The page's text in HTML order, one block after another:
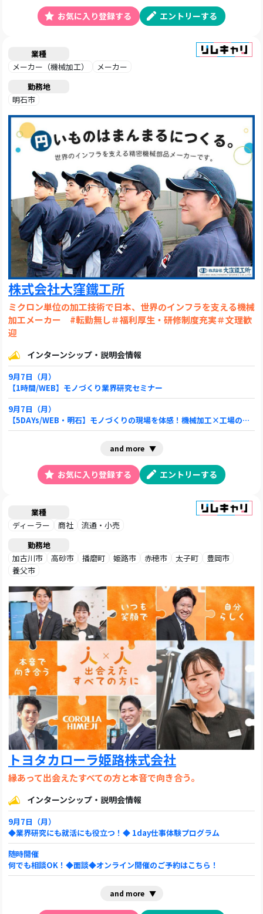
お気に入り登録する エントリーする
業種
メーカー（機械加工）
メーカー
勤務地
明石市
株式会社大窪鐵工所
ミクロン単位の加工技術で日本、世界のインフラを支える機械
加工メーカー #転勤無し＃福利厚生・研修制度充実＃文理歓
迎
インターンシップ・説明会情報
9月7日（月）
【1時間/WEB】モノづくり業界研究セミナー
9月7日（月）
【5DAYs/WEB・明石】モノづくりの現場を体感！機械加工×工場の課題解決コース
and more
お気に入り登録する エントリーする
業種
ディーラー
商社
流通・小売
勤務地
加古川市
高砂市 播磨町 姫路市 赤穂市 太子町
豊岡市
養父市
トヨタカローラ姫路株式会社
縁あって出会えたすべての方と本音で向き合う。
インターンシップ・説明会情報
9月7日（月）
◆業界研究にも就活にも役立つ！◆ 1day仕事体験プログラム
随時開催
何でも相談OK！◆面談◆オンライン開催のご予約はこちら！
and more